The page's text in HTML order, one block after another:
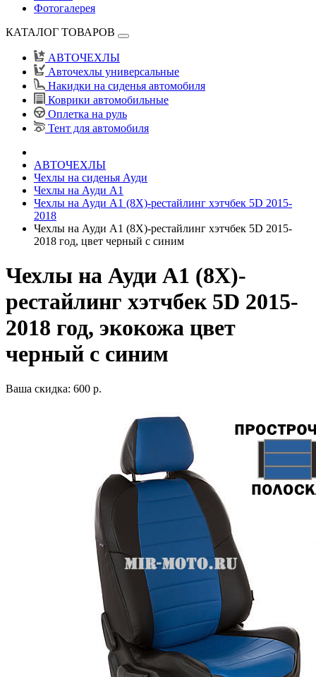
Фотогалерея
КАТАЛОГ ТОВАРОВ
АВТОЧЕХЛЫ
Авточехлы универсальные
Накидки на сиденья автомобиля
Коврики автомобильные
Оплетка на руль
Тент для автомобиля
АВТОЧЕХЛЫ
Чехлы на сиденья Ауди
Чехлы на Ауди А1
Чехлы на Ауди А1 (8X)-рестайлинг хэтчбек 5D 2015-
2018
Чехлы на Ауди А1 (8Х)-рестайлинг хэтчбек 5D 2015-
2018 год, цвет черный с синим
Чехлы на Ауди А1 (8Х)-
рестайлинг хэтчбек 5D 2015-
2018 год, экокожа цвет
черный с синим
Ваша скидка: 600 р.